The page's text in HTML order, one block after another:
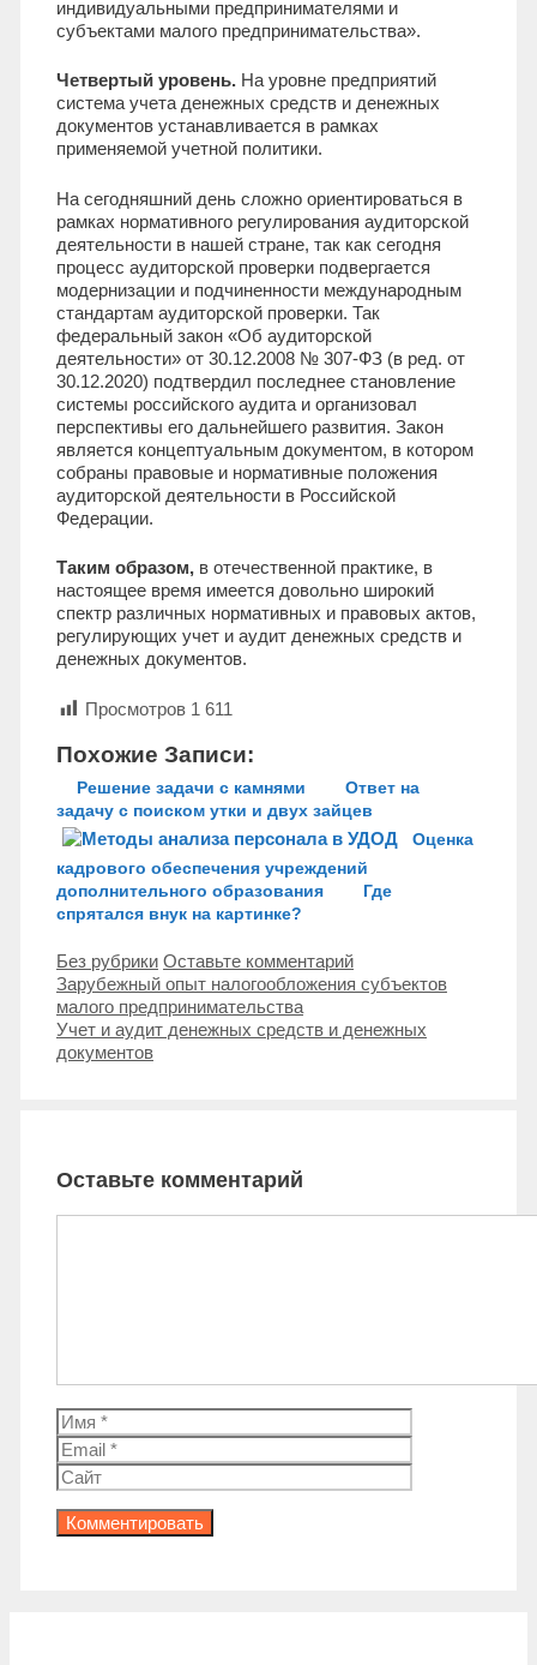
индивидуальными предпринимателями и
субъектами малого предпринимательства».
Четвертый уровень. На уровне предприятий
система учета денежных средств и денежных
документов устанавливается в рамках
применяемой учетной политики.
На сегодняшний день сложно ориентироваться в
рамках нормативного регулирования аудиторской
деятельности в нашей стране, так как сегодня
процесс аудиторской проверки подвергается
модернизации и подчиненности международным
стандартам аудиторской проверки. Так
федеральный закон «Об аудиторской
деятельности» от 30.12.2008 № 307-ФЗ (в ред. от
30.12.2020) подтвердил последнее становление
системы российского аудита и организовал
перспективы его дальнейшего развития. Закон
является концептуальным документом, в котором
собраны правовые и нормативные положения
аудиторской деятельности в Российской
Федерации.
Таким образом, в отечественной практике, в
настоящее время имеется довольно широкий
спектр различных нормативных и правовых актов,
регулирующих учет и аудит денежных средств и
денежных документов.
Просмотров 1 611
Похожие Записи:
Решение задачи с камнями
Ответ на
задачу с поиском утки и двух зайцев
Оценка
кадрового обеспечения учреждений
дополнительного образования
Где
спрятался внук на картинке?
Рубрики
Без рубрики Оставьте комментарий
Навигация
записи
Зарубежный опыт налогообложения субъектов
малого предпринимательства
Учет и аудит денежных средств и денежных
документов
Оставьте комментарий
Имя